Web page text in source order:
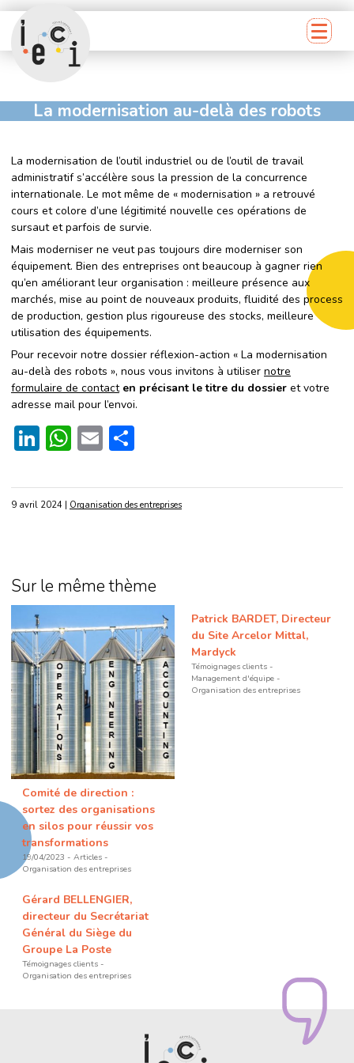
La modernisation au-delà des robots
La modernisation de l’outil industriel ou de l’outil de travail
administratif s’accélère sous la pression de la concurrence
internationale. Le mot même de « modernisation » a retrouvé
cours et colore d’une légitimité nouvelle ces opérations de
sursaut et parfois de survie.
Mais moderniser ne veut pas toujours dire moderniser son
équipement. Bien des entreprises ont beaucoup à gagner rien
qu’en améliorant leur organisation : meilleure présence aux
marchés, mise au point de nouveaux produits, fluidité des process
de production, gestion plus rigoureuse des stocks, meilleure
utilisation des équipements.
Pour recevoir notre dossier réflexion-action « La modernisation
au-delà des robots », nous vous invitons à utiliser notre
formulaire de contact en précisant le titre du dossier et votre
adresse mail pour l’envoi.
LinkedIn
WhatsApp
Email
9 avril 2024 | Organisation des entreprises
Sur le même thème
Comité de direction :
sortez des organisations
en silos pour réussir vos
transformations
19/04/2023
Articles
Organisation des entreprises
Patrick BARDET, Directeur
du Site Arcelor Mittal,
Mardyck
Témoignages clients
Management d'équipe
Organisation des entreprises
Gérard BELLENGIER,
directeur du Secrétariat
Général du Siège du
Groupe La Poste
Témoignages clients
Organisation des entreprises